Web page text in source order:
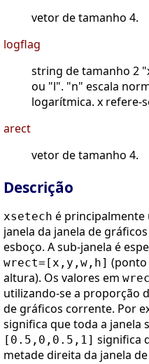
vetor de tamanho 4.
logflag
string de tamanho 2
ou "l". "n" escala
logarítmica. x refere-
arect
vetor de tamanho 4.
Descrição
xsetech é principalmente
janela da janela de
esboço. A sub-janela é
wrect=[x,y,w,h]
altura). Os valores em
utilizando-se a proporção
de gráficos corrente. Por
significa que toda a janela
[0.5,0,0.5,1] significa
metade direita da janela